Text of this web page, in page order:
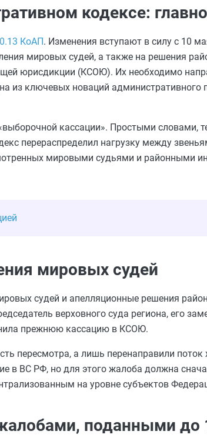
кодексе:
КоАП. Изменения вступают в силу с 10
мировых судей, а также на решения
юрисдикции (КСОЮ). Их необходимо
из ключевых новаций административного
кассации». Простыми словами,
перераспределил нагрузку между
мировыми судьями и районными
мировых судей
судей и апелляционные решения
верховного суда региона, его
прежнюю кассацию в КСОЮ.
пересмотра, а лишь перенаправили поток
в ВС РФ, но для этого жалоба должна
на уровне субъектов
поданными до